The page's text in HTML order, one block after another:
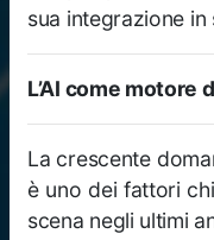
sua integrazione in
L’AI come motore
La crescente
è uno dei fattori
scena negli ultimi